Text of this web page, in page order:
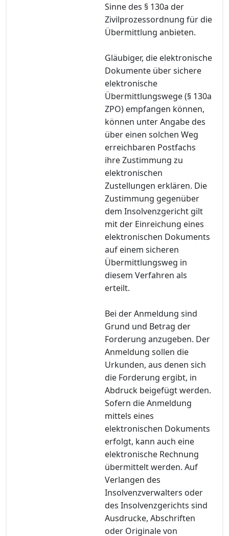
Sinne des § 130a der
Zivilprozessordnung für die
Übermittlung anbieten.
Gläubiger, die elektronische
Dokumente über sichere
elektronische
Übermittlungswege (§ 130a
ZPO) empfangen können,
können unter Angabe des
über einen solchen Weg
erreichbaren Postfachs
ihre Zustimmung zu
elektronischen
Zustellungen erklären. Die
Zustimmung gegenüber
dem Insolvenzgericht gilt
mit der Einreichung eines
elektronischen Dokuments
auf einem sicheren
Übermittlungsweg in
diesem Verfahren als
erteilt.
Bei der Anmeldung sind
Grund und Betrag der
Forderung anzugeben. Der
Anmeldung sollen die
Urkunden, aus denen sich
die Forderung ergibt, in
Abdruck beigefügt werden.
Sofern die Anmeldung
mittels eines
elektronischen Dokuments
erfolgt, kann auch eine
elektronische Rechnung
übermittelt werden. Auf
Verlangen des
Insolvenzverwalters oder
des Insolvenzgerichts sind
Ausdrucke, Abschriften
oder Originale von